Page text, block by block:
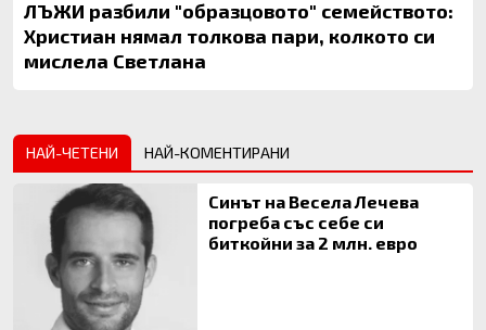
ЛЪЖИ разбили "образцовото" семейството:
Христиан нямал толкова пари, колкото си
мислела Светлана
НАЙ-ЧЕТЕНИ НАЙ-КОМЕНТИРАНИ
Синът на Весела Лечева
погреба със себе си
биткойни за 2 млн. евро